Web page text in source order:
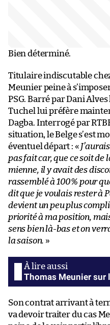
Bien déterminé.
Titulaire indiscutable
Meunier peine à
PSG. Barré par Dani
Tuchel lui préfère
Dagba. Interrogé par
situation, le Belge s’est
éventuel départ : «
pas fait car, que ce soit de
mienne, il y avait des
rassemblé à 100% pour
dit que je voulais rester à
devient un peu plus
priorité à ma position,
sens bien là-bas et on
la saison. »
Thomas Meunier sur
Son contrat arrivant à
va devoir traiter du cas